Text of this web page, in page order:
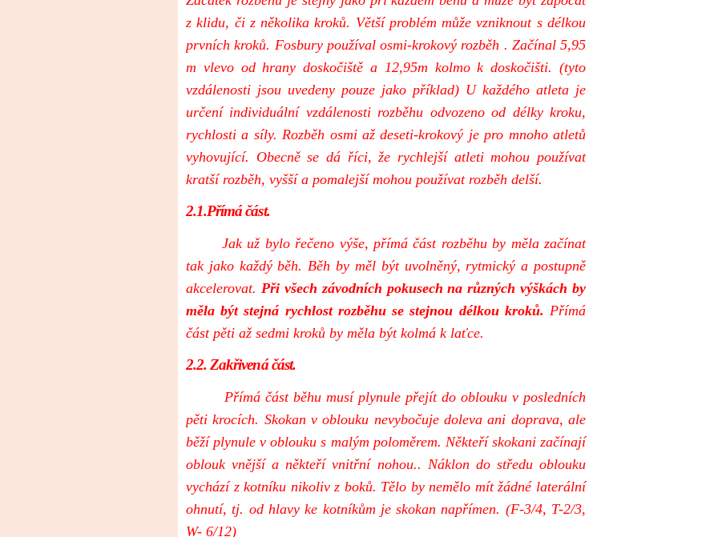
z klidu, či z několika kroků. Větší problém může vzniknout s délkou
prvních kroků. Fosbury používal osmi-krokový rozběh . Začínal 5,95
m vlevo od hrany doskočiště a 12,95m kolmo k doskočišti. (tyto
vzdálenosti jsou uvedeny pouze jako příklad) U každého atleta je
určení individuální vzdálenosti rozběhu odvozeno od délky kroku,
rychlosti a síly. Rozběh osmi až deseti-krokový je pro mnoho atletů
vyhovující. Obecně se dá říci, že rychlejší atleti mohou používat
kratší rozběh, vyšší a pomalejší mohou používat rozběh delší.
2.1.Přímá část.
Jak už bylo řečeno výše, přímá část rozběhu by měla začínat
tak jako každý běh. Běh by měl být uvolněný, rytmický a postupně
akcelerovat. Při všech závodních pokusech na různých výškách by
měla být stejná rychlost rozběhu se stejnou délkou kroků. Přímá
část pěti až sedmi kroků by měla být kolmá k laťce.
2.2. Zakřivená část.
Přímá část běhu musí plynule přejít do oblouku v posledních
pěti krocích. Skokan v oblouku nevybočuje doleva ani doprava, ale
běží plynule v oblouku s malým poloměrem. Někteří skokani začínají
oblouk vnější a někteří vnitřní nohou.. Náklon do středu oblouku
vychází z kotníku nikoliv z boků. Tělo by nemělo mít žádné laterální
ohnutí, tj. od hlavy ke kotníkům je skokan napřímen. (F-3/4, T-2/3,
W- 6/12)